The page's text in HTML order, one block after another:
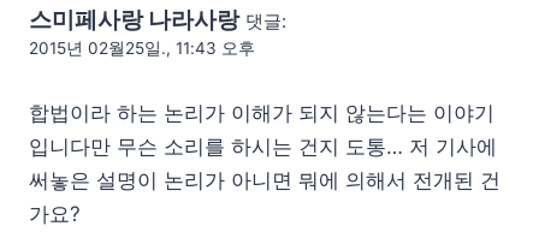
스미페사랑 나라사랑 댓글:
2015년 02월25일., 11:43 오후
합법이라 하는 논리가 이해가 되지 않는다는 이야기
입니다만 무슨 소리를 하시는 건지 도통… 저 기사에
써놓은 설명이 논리가 아니면 뭐에 의해서 전개된 건
가요?